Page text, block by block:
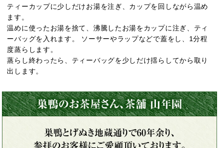
ティーカップに少しだけお湯を注ぎ、カップを回しながら温め
ます。
温めに使ったお湯を捨て、沸騰したお湯をカップに注ぎ、ティ
ーバッグを入れます。 ソーサーやラップなどで蓋をし、1分程
度蒸らします。
蒸らし終わったら、ティーバッグを少しだけ揺らしてから取り
出します。